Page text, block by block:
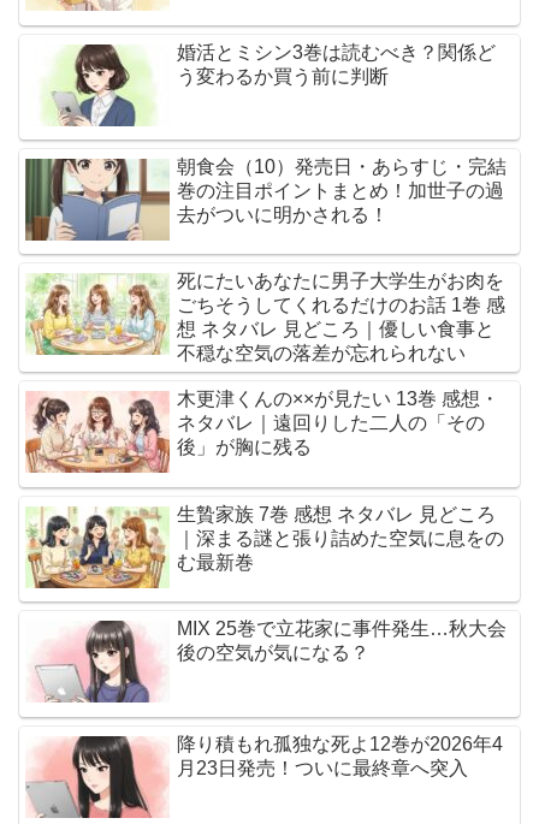
婚活とミシン3巻は読むべき？関係ど
う変わるか買う前に判断
朝食会（10）発売日・あらすじ・完結
巻の注目ポイントまとめ！加世子の過
去がついに明かされる！
死にたいあなたに男子大学生がお肉を
ごちそうしてくれるだけのお話 1巻 感
想 ネタバレ 見どころ｜優しい食事と
不穏な空気の落差が忘れられない
木更津くんの××が見たい 13巻 感想・
ネタバレ｜遠回りした二人の「その
後」が胸に残る
生贄家族 7巻 感想 ネタバレ 見どころ
｜深まる謎と張り詰めた空気に息をの
む最新巻
MIX 25巻で立花家に事件発生…秋大会
後の空気が気になる？
降り積もれ孤独な死よ12巻が2026年4
月23日発売！ついに最終章へ突入